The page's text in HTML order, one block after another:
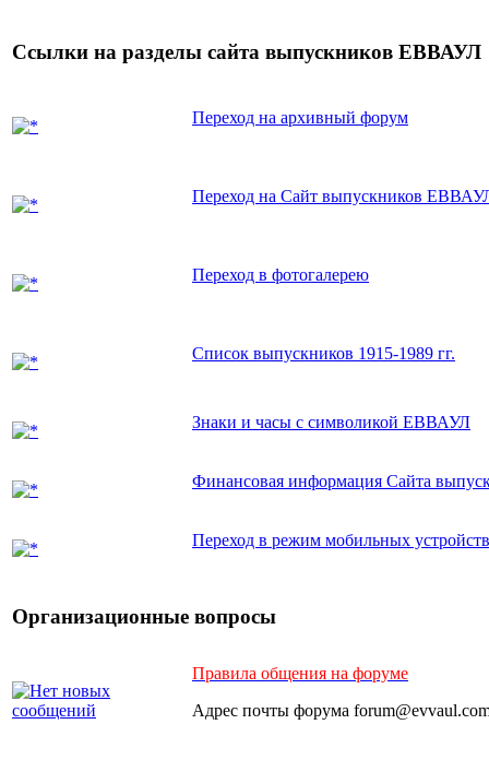
Ссылки на разделы сайта выпускников ЕВВАУЛ
Переход на архивный форум
Переход на Сайт выпускников
Переход в фотогалерею
Список выпускников 1915-1989 гг.
Знаки и часы с символикой ЕВВАУЛ
Финансовая информация Сайта
Переход в режим мобильных устройств
Организационные вопросы
Правила общения на форуме
Адрес почты форума